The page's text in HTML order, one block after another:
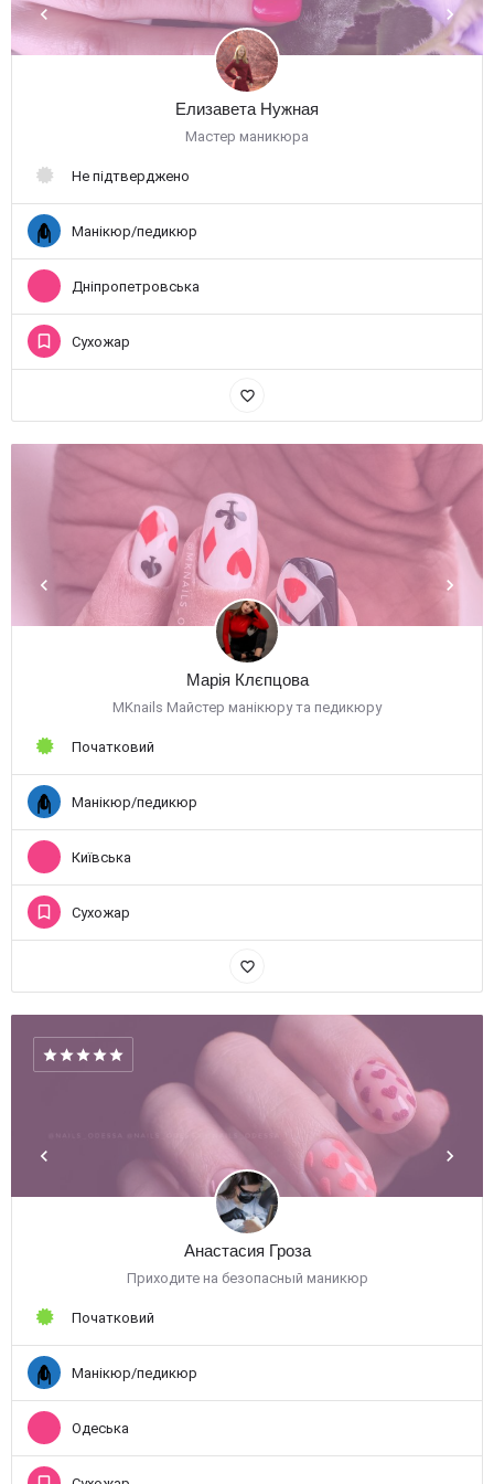
Елизавета Нужная
Мастер маникюра
Не підтверджено
Манікюр/педикюр
Дніпропетровська
Сухожар
favorite_border
Марія Клєпцова
MKnails Майстер манікюру та педикюру
Початковий
Манікюр/педикюр
Київська
Сухожар
favorite_border
Анастасия Гроза
Приходите на безопасный маникюр
Початковий
Манікюр/педикюр
Одеська